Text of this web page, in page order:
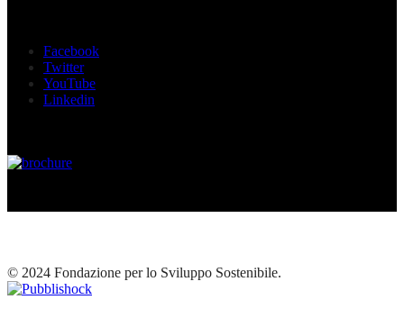
Facebook
Twitter
YouTube
Linkedin
© 2024 Fondazione per lo Sviluppo Sostenibile.